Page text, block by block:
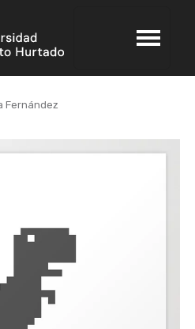
Fernández